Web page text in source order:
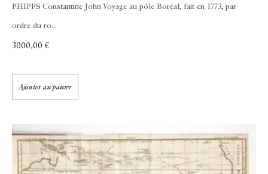
PHIPPS Constantine John Voyage au pôle Boréal, fait en 1773, par
ordre du ro...
3000,00 €
Ajouter au panier